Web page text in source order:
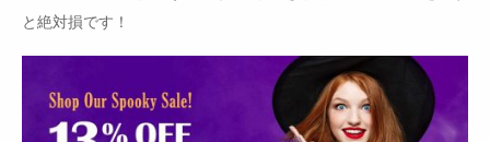
と絶対損です！